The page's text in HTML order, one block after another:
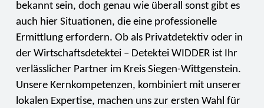
bekannt sein, doch genau wie überall sonst gibt es
auch hier Situationen, die eine professionelle
Ermittlung erfordern. Ob als Privatdetektiv oder in
der Wirtschaftsdetektei – Detektei WIDDER ist Ihr
verlässlicher Partner im Kreis Siegen-Wittgenstein.
Unsere Kernkompetenzen, kombiniert mit unserer
lokalen Expertise, machen uns zur ersten Wahl für